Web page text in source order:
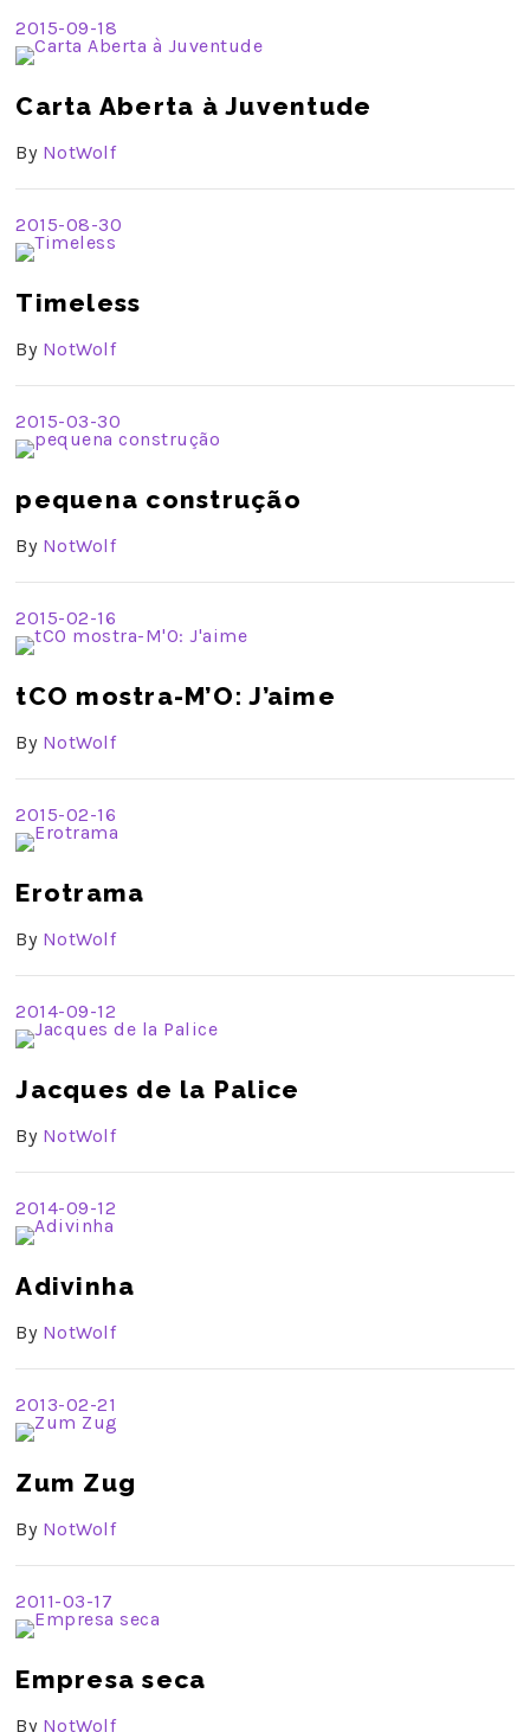
2015-09-18
Carta Aberta à Juventude
By NotWolf
2015-08-30
Timeless
By NotWolf
2015-03-30
pequena construção
By NotWolf
2015-02-16
tCO mostra-M’O: J’aime
By NotWolf
2015-02-16
Erotrama
By NotWolf
2014-09-12
Jacques de la Palice
By NotWolf
2014-09-12
Adivinha
By NotWolf
2013-02-21
Zum Zug
By NotWolf
2011-03-17
Empresa seca
By NotWolf